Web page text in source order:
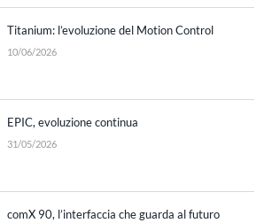
Titanium: l’evoluzione del Motion Control
10/06/2026
EPIC, evoluzione continua
31/05/2026
comX 90, l’interfaccia che guarda al futuro